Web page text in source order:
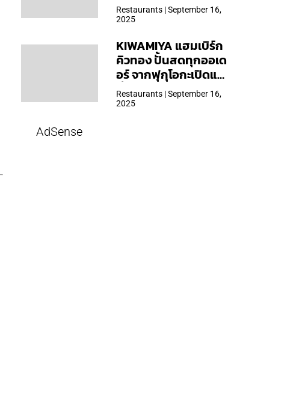
Restaurants | September 16,
2025
KIWAMIYA แฮมเบิร์ก
คิวทอง ปั้นสดทุกออเด
อร์ จากฟุกุโอกะเปิดแล้ว
ที่ Central Park
Restaurants | September 16,
2025
AdSense